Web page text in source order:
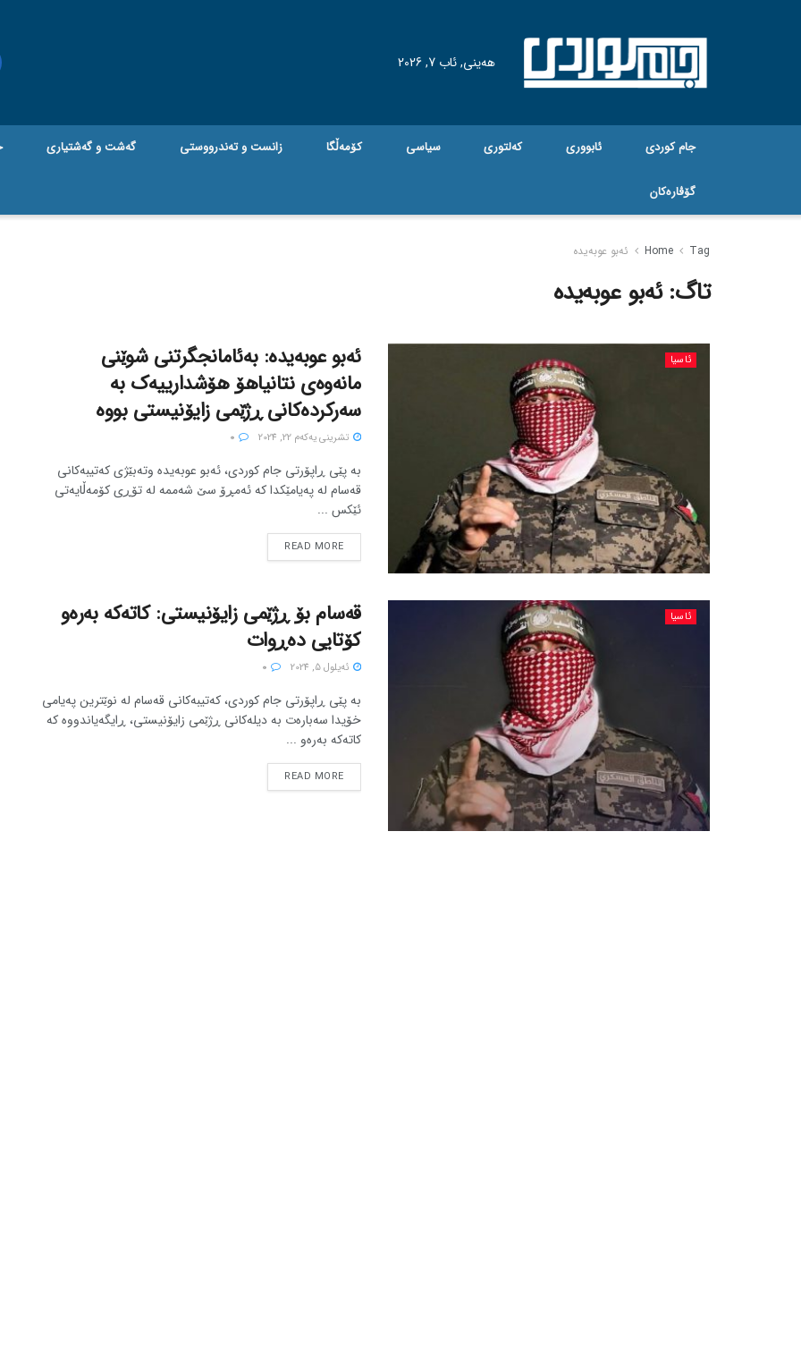
هه‌ینی, ئاب 7, 2026
جام کوردی ئابووری کەلتوری سیاسی کۆمەڵگا زانست و تەندرووستی گه‌شت و گه‌شتیاری
گۆڤاره‌کان
Home Tag ئەبو عوبەیدە
تاگ:ئەبو عوبەیدە
ئاسیا
ئەبو عوبەیدە: بەئامانجگرتنی شوێنی
مانەوەی نتانیاهۆ هۆشدارییەک بە
سەرکردەکانی ڕژێمی زایۆنیستی بووە
تشرینی یه‌كه‌م 22, 2024
بە پێی ڕاپۆرتی جام کوردی، ئەبو عوبەیدە وتەبێژی کەتیبەکانی
قەسام لە پەیامێکدا کە ئەمڕۆ سێ شەممە لە تۆڕی کۆمەڵایەتی
ئێکس ...
READ MORE
ئاسیا
قەسام بۆ ڕژێمی زایۆنیستی: کاتەکە بەرەو
کۆتایی دەڕوات
ئه‌یلول 5, 2024
بە پێی ڕاپۆرتی جام کوردی، کەتیبەکانی قەسام لە نوێترین پەیامی
خۆیدا سەبارەت بە دیلەکانی ڕژێمی زایۆنیستی، ڕایگەیاندووە کە
کاتەکە بەرەو ...
READ MORE